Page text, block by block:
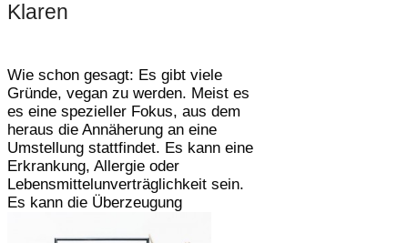
Klaren
Wie schon gesagt: Es gibt viele
Gründe, vegan zu werden. Meist es
es eine spezieller Fokus, aus dem
heraus die Annäherung an eine
Umstellung stattfindet. Es kann eine
Erkrankung, Allergie oder
Lebensmittelunverträglichkeit sein.
Es kann die Überzeugung